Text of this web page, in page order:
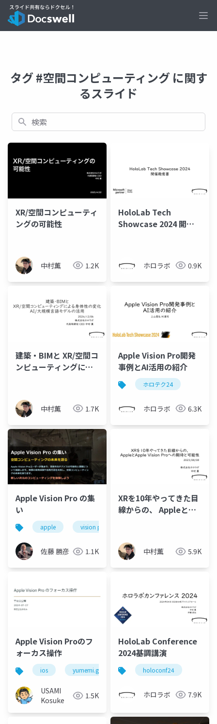
タグ #空間コンピューティング に関す
るスライド
検索
XR/空間コンピューティ
ングの可能性
中村薫 1.2K
HoloLab Tech
Showcase 2024 開催
ホロラボ 0.9K
建築・BIMと XR/空間コ
ンピューティングによ
(20241206_建築学会情
報シンポ)中村薫 1.7K
Apple Vision Pro開発
事例とAI活用の紹介
ホロテク24
ホロラボ 6.3K
Apple Vision Pro の集
い
apple vision pro
佐藤 勝彦 1.1K
XRを10年やってきた目
線からの、 Appleと
中村薫 5.9K
Apple Vision Proのフ
ォーカス操作
ios yumemi.grow
USAMI
Kosuke
1.5K
HoloLab Conference
2024基調講演
holoconf24
ホロラボ 7.9K